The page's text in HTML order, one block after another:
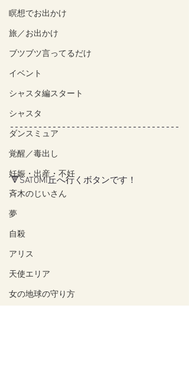
瞑想でお出かけ
旅／お出かけ
ブツブツ言ってるだけ
イベント
シャスタ編スタート
シャスタ
ダンスミュア
覚醒／毒出し
妊娠・出産・不妊
斉木のじいさん
夢
自殺
アリス
天使エリア
女の地球の守り方
🔻SATOMI丘へ行くボタンです！